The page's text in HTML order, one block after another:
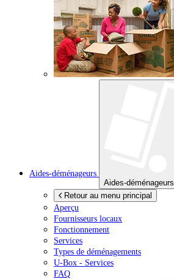
Aides-déménageurs
Aides-déménageurs
Retour au menu principal
Aperçu
Fournisseurs locaux
Fonctionnement
Services
Types de déménagements
U-Box - Services
FAQ